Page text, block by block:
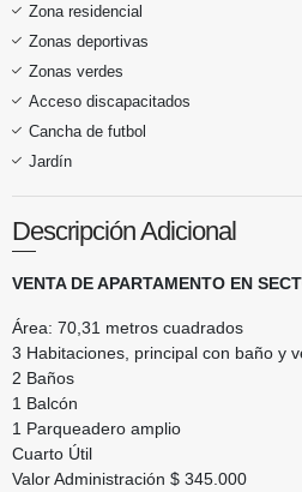
Zona residencial
Zonas deportivas
Zonas verdes
Acceso discapacitados
Cancha de futbol
Jardín
Descripción Adicional
VENTA DE APARTAMENTO EN
Área: 70,31 metros cuadrados
3 Habitaciones, principal con baño y
2 Baños
1 Balcón
1 Parqueadero amplio
Cuarto Útil
Valor Administración $ 345.000